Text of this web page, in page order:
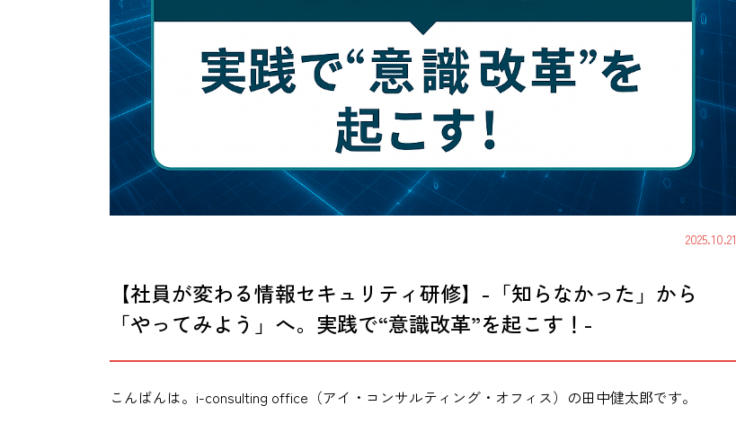
2025.10.21
【社員が変わる情報セキュリティ研修】-「知らなかった」から
「やってみよう」へ。実践で“意識改革”を起こす！-
こんばんは。i-consulting office（アイ・コンサルティング・オフィス）の田中健太郎です。